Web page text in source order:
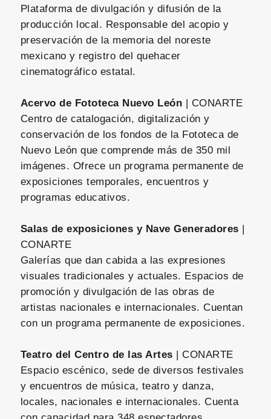
Plataforma de divulgación y difusión de la
producción local. Responsable del acopio y
preservación de la memoria del noreste
mexicano y registro del quehacer
cinematográfico estatal.
Acervo de Fototeca Nuevo León | CONARTE
Centro de catalogación, digitalización y
conservación de los fondos de la Fototeca de
Nuevo León que comprende más de 350 mil
imágenes. Ofrece un programa permanente de
exposiciones temporales, encuentros y
programas educativos.
Salas de exposiciones y Nave Generadores |
CONARTE
Galerías que dan cabida a las expresiones
visuales tradicionales y actuales. Espacios de
promoción y divulgación de las obras de
artistas nacionales e internacionales. Cuentan
con un programa permanente de exposiciones.
Teatro del Centro de las Artes | CONARTE
Espacio escénico, sede de diversos festivales
y encuentros de música, teatro y danza,
locales, nacionales e internacionales. Cuenta